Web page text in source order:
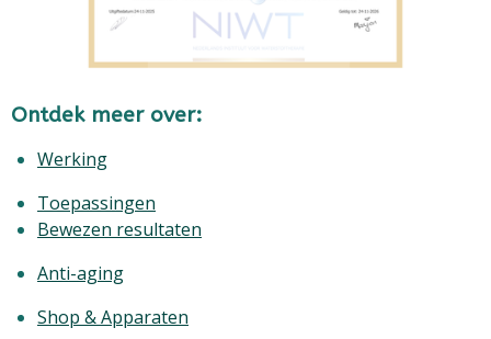
Ontdek meer over:
Werking
Toepassingen
Bewezen resultaten
Anti-aging
Shop & Apparaten